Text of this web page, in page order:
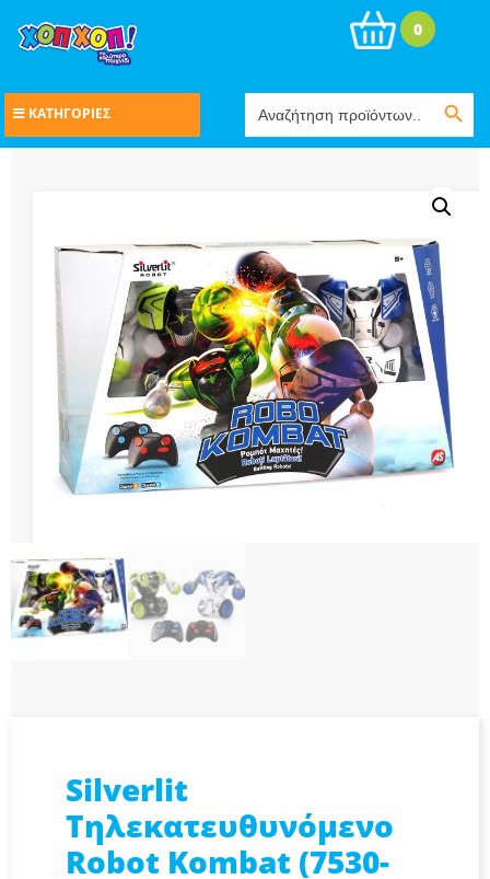
for:
Search Button
0
ΚΑΤΗΓΟΡΙΕΣ
Silverlit
Τηλεκατευθυνόμενο
Robot Kombat (7530-